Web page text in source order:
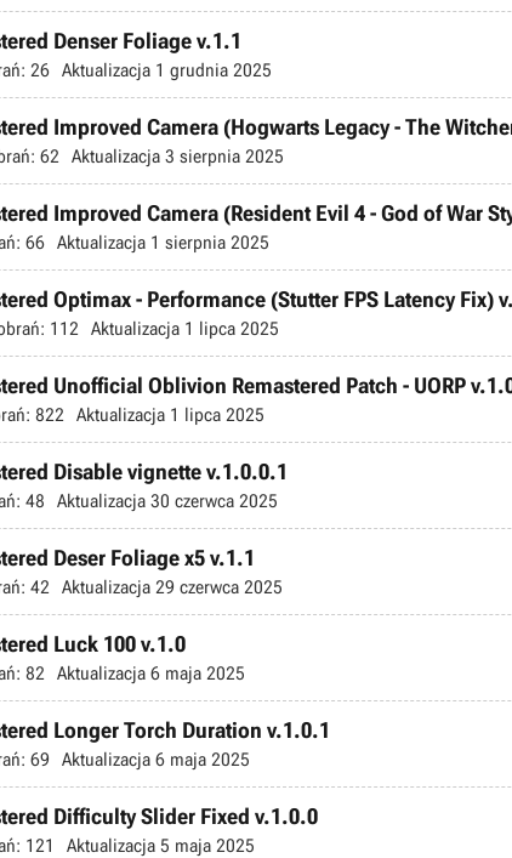
Denser Foliage v.1.1
26 Aktualizacja 1 grudnia 2025
Improved Camera (Hogwarts Legacy - The
62 Aktualizacja 3 sierpnia 2025
Improved Camera (Resident Evil 4 - God of War
66 Aktualizacja 1 sierpnia 2025
Optimax - Performance (Stutter FPS Latency Fix)
112 Aktualizacja 1 lipca 2025
Unofficial Oblivion Remastered Patch - UORP
822 Aktualizacja 1 lipca 2025
Disable vignette v.1.0.0.1
48 Aktualizacja 30 czerwca 2025
Deser Foliage x5 v.1.1
42 Aktualizacja 29 czerwca 2025
Luck 100 v.1.0
82 Aktualizacja 6 maja 2025
Longer Torch Duration v.1.0.1
69 Aktualizacja 6 maja 2025
Difficulty Slider Fixed v.1.0.0
121 Aktualizacja 5 maja 2025